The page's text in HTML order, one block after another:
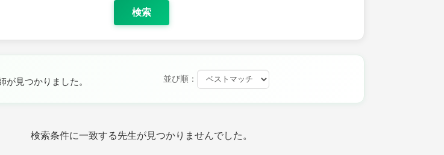
検索
が見つかりました。 並び順：
検索条件に一致する先生が見つかりませんでした。